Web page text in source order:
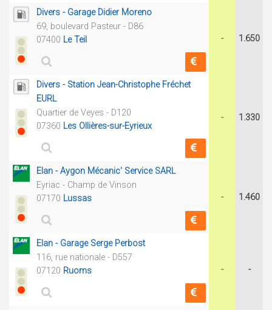
Divers - Garage Didier Moreno
69, boulevard Pasteur - D86
07400 Le Teil - 1.650
Divers - Station Jean-Christophe Fréchet
EURL
Quartier de Veyes - D120
07360 Les Ollières-sur-Eyrieux
- 1.330
Elan - Aygon Mécanic' Service SARL
Eyriac - Champ de Vinson
07170 Lussas - 1.460
Elan - Garage Serge Perbost
116, rue nationale - D557
07120 Ruoms - -